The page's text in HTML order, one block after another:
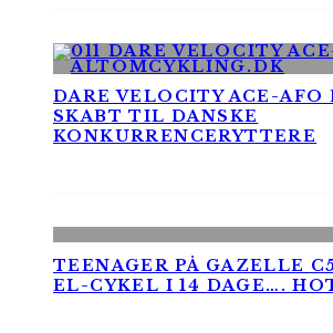
DARE VELOCITY ACE-AFO
SKABT TIL DANSKE
KONKURRENCERYTTERE
TEENAGER PÅ GAZELLE
EL-CYKEL I 14 DAGE….